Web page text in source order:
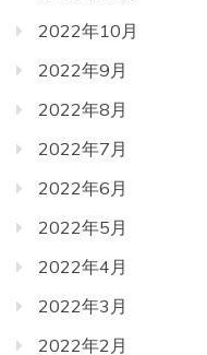
2022年10月
2022年9月
2022年8月
2022年7月
2022年6月
2022年5月
2022年4月
2022年3月
2022年2月